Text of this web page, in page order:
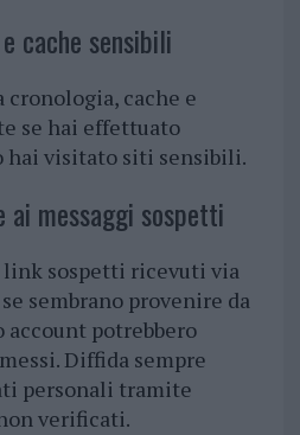
cache sensibili
cache e
se hai effettuato
hai visitato siti sensibili.
messaggi sospetti
link sospetti ricevuti via
sembrano provenire da
potrebbero
Diffida sempre
personali tramite
verificati.